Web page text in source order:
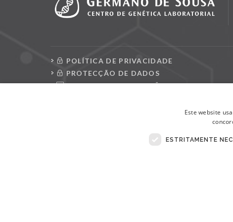
POLÍTICA DE PRIVACIDADE
PROTECÇÃO DE DADOS
CONSULTAR REQUISIÇÕES
Este website
ESTRITAMENTE